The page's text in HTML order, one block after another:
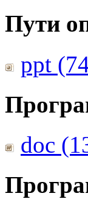
Пути
ppt
doc